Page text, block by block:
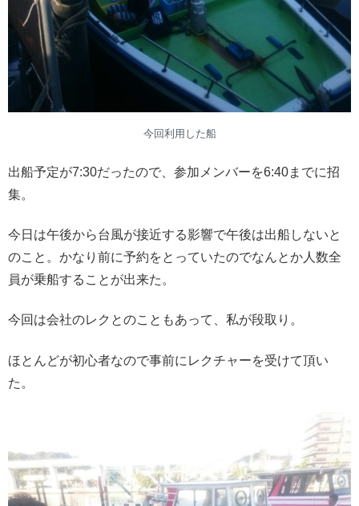
今回利用した船
出船予定が7:30だったので、参加メンバーを6:40までに招
集。
今日は午後から台風が接近する影響で午後は出船しないと
のこと。かなり前に予約をとっていたのでなんとか人数全
員が乗船することが出来た。
今回は会社のレクとのこともあって、私が段取り。
ほとんどが初心者なので事前にレクチャーを受けて頂い
た。